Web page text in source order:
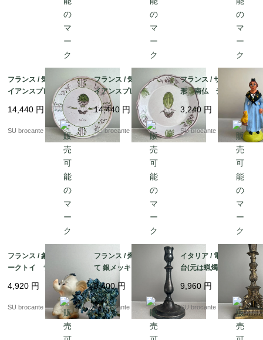
フランス / 気球のファ
イアンスプレートB
14,440 円
SU brocante
フランス / 気球のファ
イアンスプレートA
陶器
14,440 円
SU brocante
フランス / サントン人
形 南仏 テラコッタ
素焼き
3,240 円
SU brocante
フランス / 象のスクイ
ークトイ ラバー(ゴ
4,920 円
SU brocante
フランス / 燭台 蝋燭立
て 銀メッキ？
9,400円
SU brocante
イタリア / 電気ランプ
台(元は蝋燭立て) 真
9,960 円
SU brocante